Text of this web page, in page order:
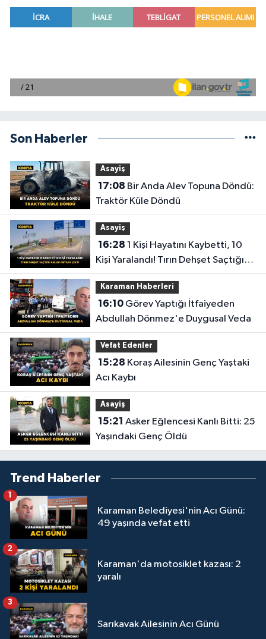
Son Haberler
Asayiş
17:08
Traktör Küle Döndü
Asayiş
16:28
Kişi Yaralandı! Tırın Dehşet Saçtığı
Anlar Ortaya Çıktı
Karaman Haberleri
16:10Görev Yaptığı İtfaiyeden
Abdullah Dönmez'e Duygusal Veda
Vefat Edenler
15:28
Acı Kaybı
Asayiş
15:21
Yaşındaki Genç Öldü
Trend Haberler
Karaman Belediyesi'nin Acı Günü:
49 yaşında vefat etti
1
Karaman'da motosiklet kazası: 2
yaralı
2
Sarıkavak Ailesinin Acı Günü
3